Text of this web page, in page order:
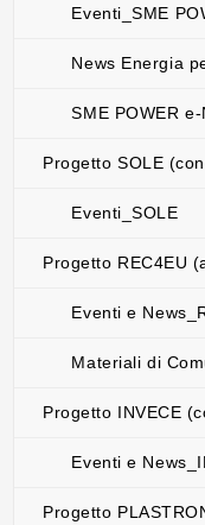
Eventi_SME
News Energia
SME POWER
Progetto SOLE
Eventi_SOLE
Progetto REC4EU
Eventi e
Materiali di
Progetto INVECE
Eventi e
Progetto